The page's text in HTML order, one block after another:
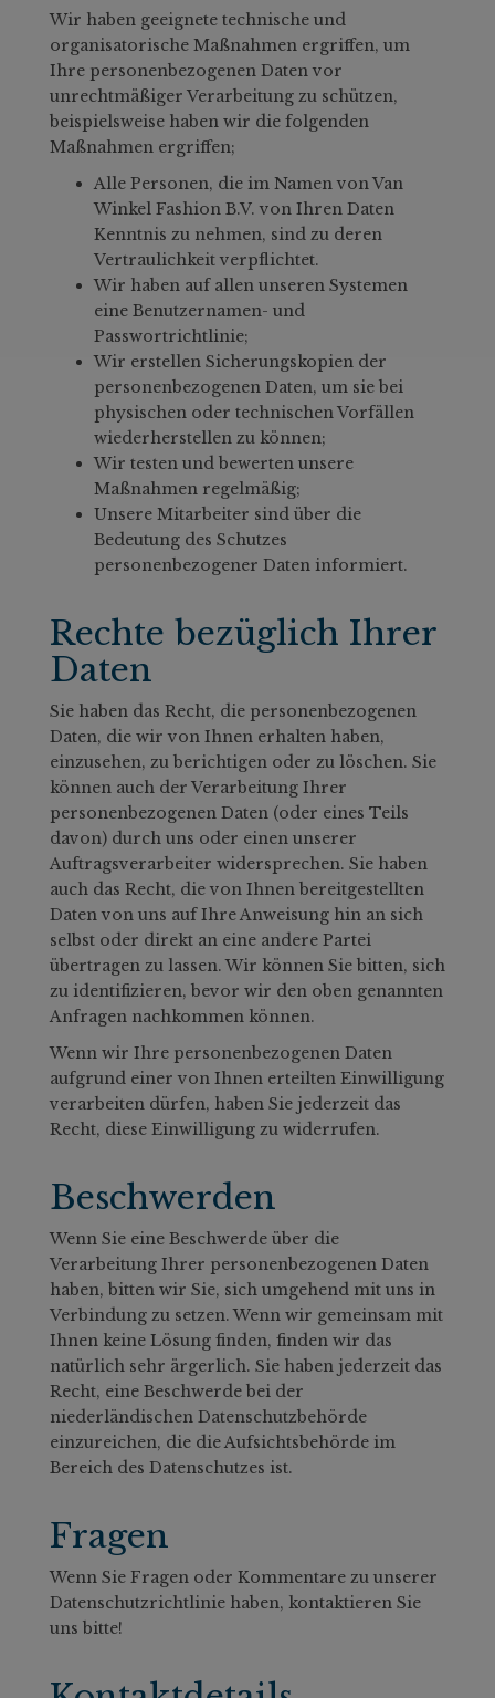
Wir haben geeignete technische und
organisatorische Maßnahmen ergriffen, um
Ihre personenbezogenen Daten vor
unrechtmäßiger Verarbeitung zu schützen,
beispielsweise haben wir die folgenden
Maßnahmen ergriffen;
Alle Personen, die im Namen von Van
Winkel Fashion B.V. von Ihren Daten
Kenntnis zu nehmen, sind zu deren
Vertraulichkeit verpflichtet.
Wir haben auf allen unseren Systemen
eine Benutzernamen- und
Passwortrichtlinie;
Wir erstellen Sicherungskopien der
personenbezogenen Daten, um sie bei
physischen oder technischen Vorfällen
wiederherstellen zu können;
Wir testen und bewerten unsere
Maßnahmen regelmäßig;
Unsere Mitarbeiter sind über die
Bedeutung des Schutzes
personenbezogener Daten informiert.
Rechte bezüglich Ihrer
Daten
Sie haben das Recht, die personenbezogenen
Daten, die wir von Ihnen erhalten haben,
einzusehen, zu berichtigen oder zu löschen. Sie
können auch der Verarbeitung Ihrer
personenbezogenen Daten (oder eines Teils
davon) durch uns oder einen unserer
Auftragsverarbeiter widersprechen. Sie haben
auch das Recht, die von Ihnen bereitgestellten
Daten von uns auf Ihre Anweisung hin an sich
selbst oder direkt an eine andere Partei
übertragen zu lassen. Wir können Sie bitten, sich
zu identifizieren, bevor wir den oben genannten
Anfragen nachkommen können.
Wenn wir Ihre personenbezogenen Daten
aufgrund einer von Ihnen erteilten Einwilligung
verarbeiten dürfen, haben Sie jederzeit das
Recht, diese Einwilligung zu widerrufen.
Beschwerden
Wenn Sie eine Beschwerde über die
Verarbeitung Ihrer personenbezogenen Daten
haben, bitten wir Sie, sich umgehend mit uns in
Verbindung zu setzen. Wenn wir gemeinsam mit
Ihnen keine Lösung finden, finden wir das
natürlich sehr ärgerlich. Sie haben jederzeit das
Recht, eine Beschwerde bei der
niederländischen Datenschutzbehörde
einzureichen, die die Aufsichtsbehörde im
Bereich des Datenschutzes ist.
Fragen
Wenn Sie Fragen oder Kommentare zu unserer
Datenschutzrichtlinie haben, kontaktieren Sie
uns bitte!